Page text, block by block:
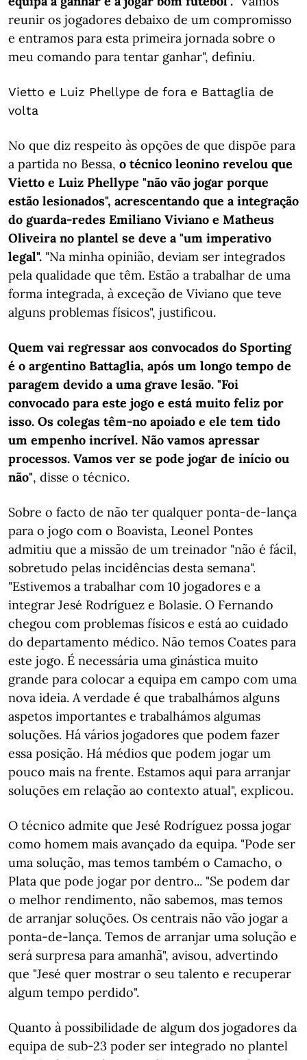
reunir os jogadores debaixo de um compromisso
e entramos para esta primeira jornada sobre o
meu comando para tentar ganhar", definiu.
Vietto e Luiz Phellype de fora e Battaglia de
volta
No que diz respeito às opções de que dispõe para
a partida no Bessa, o técnico leonino revelou que
Vietto e Luiz Phellype "não vão jogar porque
estão lesionados", acrescentando que a integração
do guarda-redes Emiliano Viviano e Matheus
Oliveira no plantel se deve a "um imperativo
legal". "Na minha opinião, deviam ser integrados
pela qualidade que têm. Estão a trabalhar de uma
forma integrada, à exceção de Viviano que teve
alguns problemas físicos", justificou.
Quem vai regressar aos convocados do Sporting
é o argentino Battaglia, após um longo tempo de
paragem devido a uma grave lesão. "Foi
convocado para este jogo e está muito feliz por
isso. Os colegas têm-no apoiado e ele tem tido
um empenho incrível. Não vamos apressar
processos. Vamos ver se pode jogar de início ou
não", disse o técnico.
Sobre o facto de não ter qualquer ponta-de-lança
para o jogo com o Boavista, Leonel Pontes
admitiu que a missão de um treinador "não é fácil,
sobretudo pelas incidências desta semana".
"Estivemos a trabalhar com 10 jogadores e a
integrar Jesé Rodríguez e Bolasie. O Fernando
chegou com problemas físicos e está ao cuidado
do departamento médico. Não temos Coates para
este jogo. É necessária uma ginástica muito
grande para colocar a equipa em campo com uma
nova ideia. A verdade é que trabalhámos alguns
aspetos importantes e trabalhámos algumas
soluções. Há vários jogadores que podem fazer
essa posição. Há médios que podem jogar um
pouco mais na frente. Estamos aqui para arranjar
soluções em relação ao contexto atual", explicou.
O técnico admite que Jesé Rodríguez possa jogar
como homem mais avançado da equipa. "Pode ser
uma solução, mas temos também o Camacho, o
Plata que pode jogar por dentro... "Se podem dar
o melhor rendimento, não sabemos, mas temos
de arranjar soluções. Os centrais não vão jogar a
ponta-de-lança. Temos de arranjar uma solução e
será surpresa para amanhã", avisou, advertindo
que "Jesé quer mostrar o seu talento e recuperar
algum tempo perdido".
Quanto à possibilidade de algum dos jogadores da
equipa de sub-23 poder ser integrado no plantel